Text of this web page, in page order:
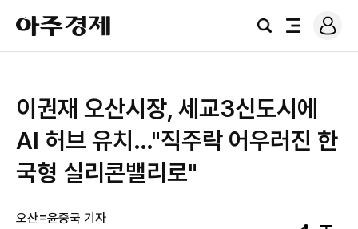
아
주
경
검
전
로
그
이권재 오산시장, 세교3신도시에
AI 허브 유치…"직주락 어우러진 한
국형 실리콘밸리로"
오산=윤중국 기자